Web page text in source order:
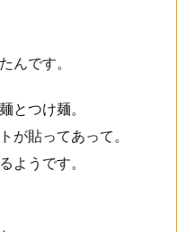
んです。
とつけ麺。
が貼ってあって。
ようです。